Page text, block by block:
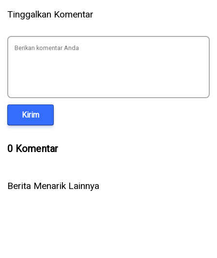
Tinggalkan Komentar
Kirim
0 Komentar
Berita Menarik Lainnya